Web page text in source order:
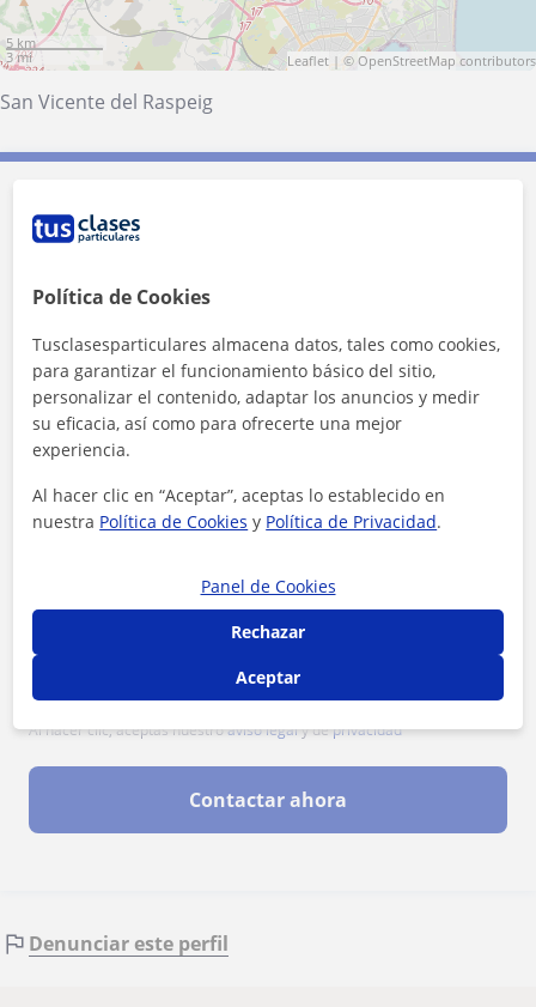
5 km
3 mi
Leaflet | © OpenStreetMap contributors
San Vicente del Raspeig
Al hacer clic, aceptas nuestroaviso legaly deprivacidad
Contactar ahora
Denunciar este perfil
Política de Cookies
Tusclasesparticulares almacena datos, tales como cookies,
para garantizar el funcionamiento básico del sitio,
personalizar el contenido, adaptar los anuncios y medir
su eficacia, así como para ofrecerte una mejor
experiencia.
Al hacer clic en “Aceptar”, aceptas lo establecido en
nuestra Política de Cookies y Política de Privacidad.
Panel de Cookies
Rechazar
Aceptar